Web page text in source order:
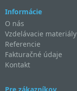
Informácie
O nás
Vzdelávacie materiály
Referencie
Fakturačné údaje
Kontakt